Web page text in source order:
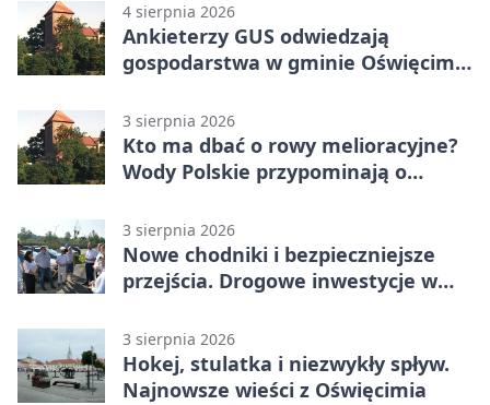
4 sierpnia 2026
Ankieterzy GUS odwiedzają
gospodarstwa w gminie Oświęcim.
3 sierpnia 2026
Kto ma dbać o rowy melioracyjne?
Wody Polskie przypominają o
3 sierpnia 2026
Nowe chodniki i bezpieczniejsze
przejścia. Drogowe inwestycje w
3 sierpnia 2026
Hokej, stulatka i niezwykły spływ.
Najnowsze wieści z Oświęcimia